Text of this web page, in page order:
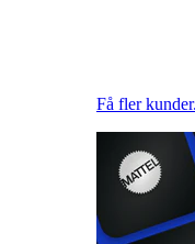
Få fler